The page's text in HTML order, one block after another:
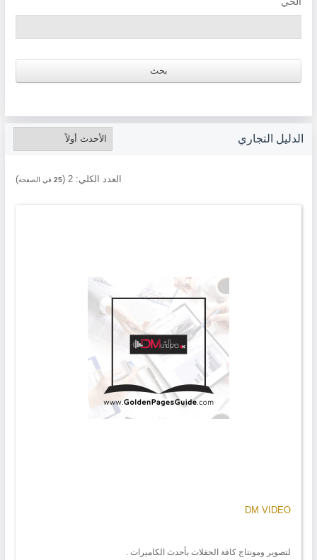
الدليل التجاري
العدد الكلي:2
(
25 في الصفحة)
DM VIDEO
لتصوير ومونتاج كافة الحفلات بأحدث الكاميرات .